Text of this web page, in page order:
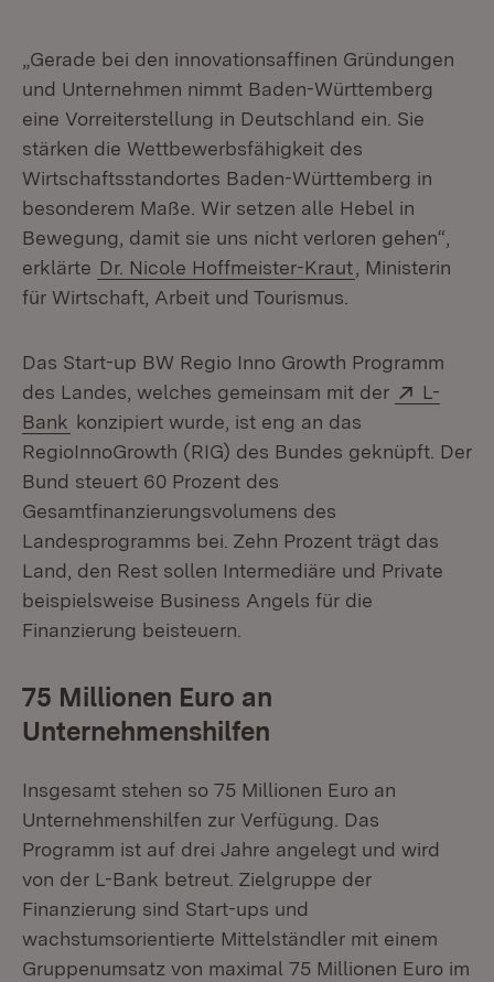
„Gerade bei den innovationsaffinen Gründungen
und Unternehmen nimmt Baden-Württemberg
eine Vorreiterstellung in Deutschland ein. Sie
stärken die Wettbewerbsfähigkeit des
Wirtschaftsstandortes Baden-Württemberg in
besonderem Maße. Wir setzen alle Hebel in
Bewegung, damit sie uns nicht verloren gehen“,
erklärte Dr. Nicole Hoffmeister-Kraut , Ministerin
für Wirtschaft, Arbeit und Tourismus.
Das Start-up BW Regio Inno Growth Programm
des Landes, welches gemeinsam mit der
Extern:
L-
Bank (Öffnet in neuem Fenster)
konzipiert wurde, ist eng an das
RegioInnoGrowth (RIG) des Bundes geknüpft. Der
Bund steuert 60 Prozent des
Gesamtfinanzierungsvolumens des
Landesprogramms bei. Zehn Prozent trägt das
Land, den Rest sollen Intermediäre und Private
beispielsweise Business Angels für die
Finanzierung beisteuern.
75 Millionen Euro an
Unternehmenshilfen
Insgesamt stehen so 75 Millionen Euro an
Unternehmenshilfen zur Verfügung. Das
Programm ist auf drei Jahre angelegt und wird
von der L-Bank betreut. Zielgruppe der
Finanzierung sind Start-ups und
wachstumsorientierte Mittelständler mit einem
Gruppenumsatz von maximal 75 Millionen Euro im